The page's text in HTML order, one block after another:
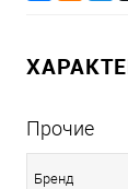
Прочие
Бренд